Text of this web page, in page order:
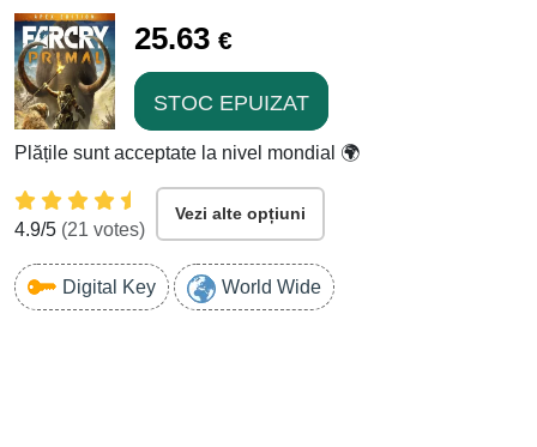
25.63 €
STOC EPUIZAT
Plățile sunt acceptate la nivel mondial 🌍
4.9/5 (21 votes)
Vezi alte opțiuni
Digital Key World Wide